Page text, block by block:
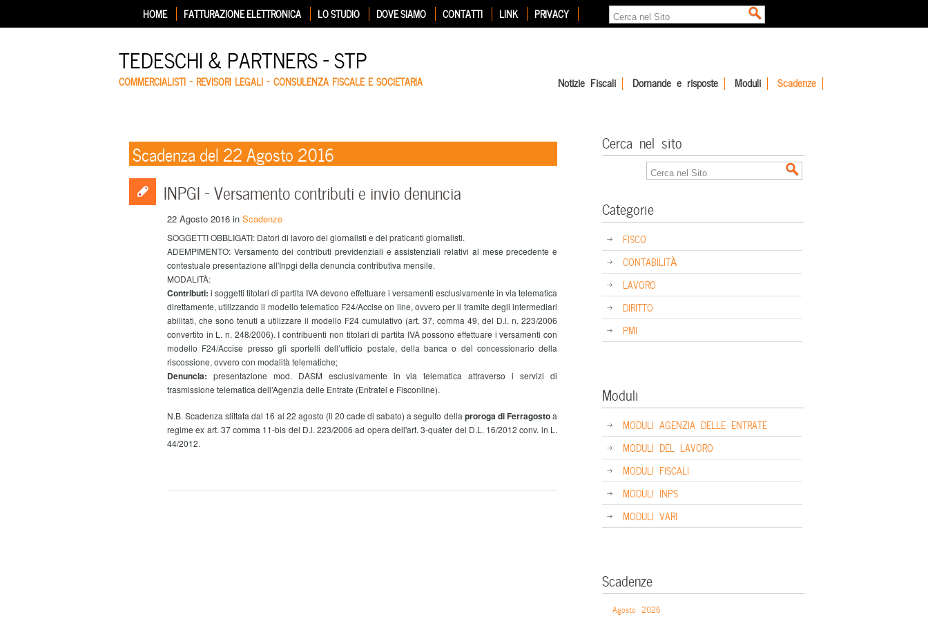
HOME FATTURAZIONE ELETTRONICA LO STUDIO DOVE SIAMO CONTATTI LINK PRIVACY
TEDESCHI & PARTNERS – STP
COMMERCIALISTI – REVISORI LEGALI – CONSULENZA FISCALE E SOCIETARIA Notizie Fiscali Domande e risposte Moduli Scadenze
Scadenza del 22 Agosto 2016
INPGI – Versamento contributi e invio denuncia
22 Agosto 2016 in Scadenze
SOGGETTI OBBLIGATI: Datori di lavoro dei giornalisti e dei praticanti giornalisti.
ADEMPIMENTO: Versamento dei contributi previdenziali e assistenziali relativi al mese precedente e
contestuale presentazione all'Inpgi della denuncia contributiva mensile.
MODALITÀ:
Contributi: i soggetti titolari di partita IVA devono effettuare i versamenti esclusivamente in via telematica
direttamente, utilizzando il modello telematico F24/Accise on line, ovvero per il tramite degli intermediari
abilitati, che sono tenuti a utilizzare il modello F24 cumulativo (art. 37, comma 49, del D.l. n. 223/2006
convertito in L. n. 248/2006). I contribuenti non titolari di partita IVA possono effettuare i versamenti con
modello F24/Accise presso gli sportelli dell’ufficio postale, della banca o del concessionario della
riscossione, ovvero con modalità telematiche;
Denuncia: presentazione mod. DASM esclusivamente in via telematica attraverso i servizi di
trasmissione telematica dell’Agenzia delle Entrate (Entratel e Fisconline).
N.B. Scadenza slittata dal 16 al 22 agosto (il 20 cade di sabato) a seguito dellaproroga di Ferragostoa
regime ex art. 37 comma 11-bis del D.l. 223/2006 ad opera dell'art. 3-quater del D.L. 16/2012 conv. in L.
44/2012.
Cerca nel sito
Categorie
FISCO
CONTABILITÀ
LAVORO
DIRITTO
PMI
Moduli
MODULI AGENZIA DELLE ENTRATE
MODULI DEL LAVORO
MODULI FISCALI
MODULI INPS
MODULI VARI
Scadenze
Agosto 2026